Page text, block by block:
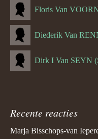
Floris Van
Recente reacties
Marja Bisschops-van